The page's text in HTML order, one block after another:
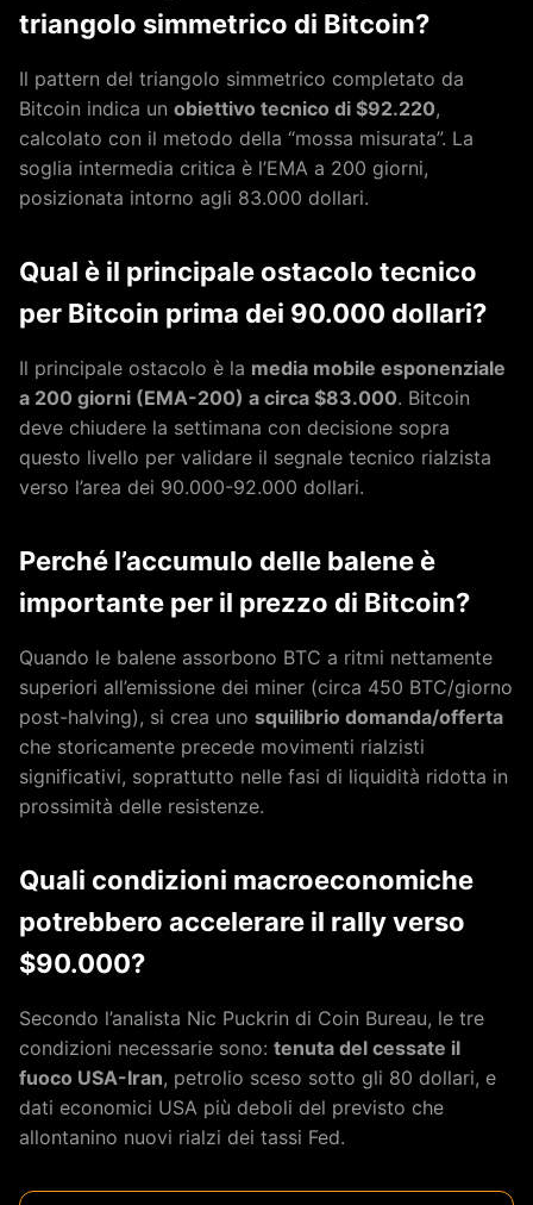
triangolo simmetrico di Bitcoin?
Il pattern del triangolo simmetrico completato da
Bitcoin indica un obiettivo tecnico di $92.220,
calcolato con il metodo della “mossa misurata”. La
soglia intermedia critica è l’EMA a 200 giorni,
posizionata intorno agli 83.000 dollari.
Qual è il principale ostacolo tecnico
per Bitcoin prima dei 90.000 dollari?
Il principale ostacolo è la media mobile esponenziale
a 200 giorni (EMA-200) a circa $83.000. Bitcoin
deve chiudere la settimana con decisione sopra
questo livello per validare il segnale tecnico rialzista
verso l’area dei 90.000-92.000 dollari.
Perché l’accumulo delle balene è
importante per il prezzo di Bitcoin?
Quando le balene assorbono BTC a ritmi nettamente
superiori all’emissione dei miner (circa 450 BTC/giorno
post-halving), si crea uno squilibrio domanda/offerta
che storicamente precede movimenti rialzisti
significativi, soprattutto nelle fasi di liquidità ridotta in
prossimità delle resistenze.
Quali condizioni macroeconomiche
potrebbero accelerare il rally verso
$90.000?
Secondo l’analista Nic Puckrin di Coin Bureau, le tre
condizioni necessarie sono: tenuta del cessate il
fuoco USA-Iran, petrolio sceso sotto gli 80 dollari, e
dati economici USA più deboli del previsto che
allontanino nuovi rialzi dei tassi Fed.